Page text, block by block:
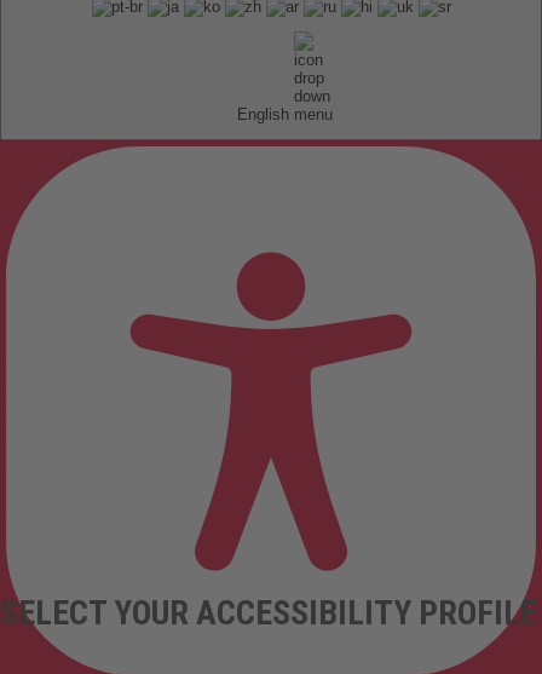
English
SELECT YOUR ACCESSIBILITY PROFILE